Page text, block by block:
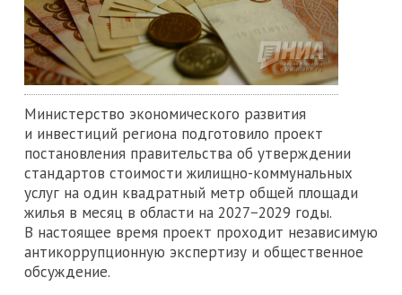
Министерство экономического развития
и инвестиций региона подготовило проект
постановления правительства об утверждении
стандартов стоимости жилищно-коммунальных
услуг на один квадратный метр общей площади
жилья в месяц в области на 2027−2029 годы.
В настоящее время проект проходит независимую
антикоррупционную экспертизу и общественное
обсуждение.